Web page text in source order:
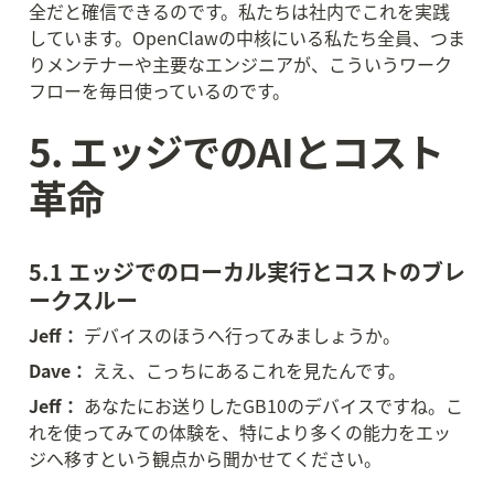
全だと確信できるのです。私たちは社内でこれを実践
しています。OpenClawの中核にいる私たち全員、つま
りメンテナーや主要なエンジニアが、こういうワーク
フローを毎日使っているのです。
5. エッジでのAIとコスト
革命
5.1 エッジでのローカル実行とコストのブレ
ークスルー
Jeff： デバイスのほうへ行ってみましょうか。
Dave： ええ、こっちにあるこれを見たんです。
Jeff： あなたにお送りしたGB10のデバイスですね。こ
れを使ってみての体験を、特により多くの能力をエッ
ジへ移すという観点から聞かせてください。